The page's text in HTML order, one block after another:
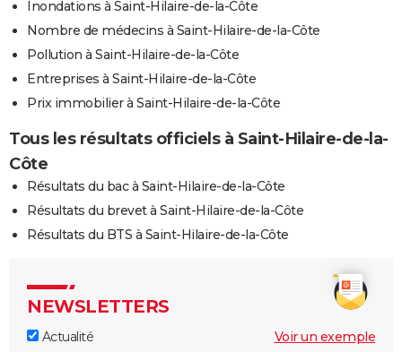
Inondations à Saint-Hilaire-de-la-Côte
Nombre de médecins à Saint-Hilaire-de-la-Côte
Pollution à Saint-Hilaire-de-la-Côte
Entreprises à Saint-Hilaire-de-la-Côte
Prix immobilier à Saint-Hilaire-de-la-Côte
Tous les résultats officiels à Saint-Hilaire-de-la-
Côte
Résultats du bac à Saint-Hilaire-de-la-Côte
Résultats du brevet à Saint-Hilaire-de-la-Côte
Résultats du BTS à Saint-Hilaire-de-la-Côte
NEWSLETTERS
Actualité
Voir un exemple